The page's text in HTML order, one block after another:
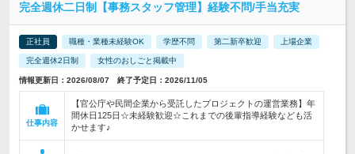
完全週休二日制【事務スタッフ管理】経験不問/手当充実
正社員 職種・業種未経験OK 学歴不問 第二新卒歓迎 上場企業
完全週休2日制 女性のおしごと掲載中
情報更新日：2026/08/07 終了予定日：2026/11/05
仕事内容
【官公庁や民間企業から受託したプロジェクトの運営業務】年
間休日125日☆未経験歓迎☆これまでの後輩指導経験なども活
かせます♪